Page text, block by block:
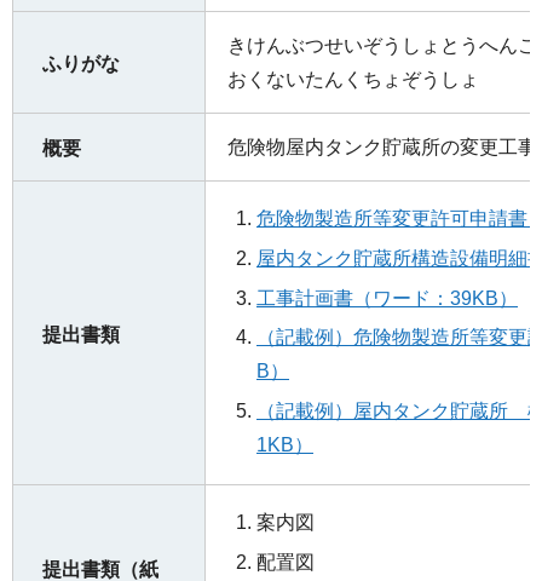
ふりがな
きけんぶつせいぞうしょとうへん
おくないたんくちょぞうしょ
概要 危険物屋内タンク貯蔵所の変更工
提出書類
危険物製造所等変更許可申請書
屋内タンク貯蔵所構造設備明細
工事計画書（ワード：39KB）
（記載例）危険物製造所等変更
B）
（記載例）屋内タンク貯蔵所
1KB）
提出書類（紙
案内図
配置図